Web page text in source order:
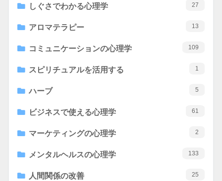
しぐさでわかる心理学 27
アロマテラピー 13
コミュニケーションの心理学 109
スピリチュアルを活用する 1
ハーブ 5
ビジネスで使える心理学 61
マーケティングの心理学 2
メンタルヘルスの心理学 133
人間関係の改善 25